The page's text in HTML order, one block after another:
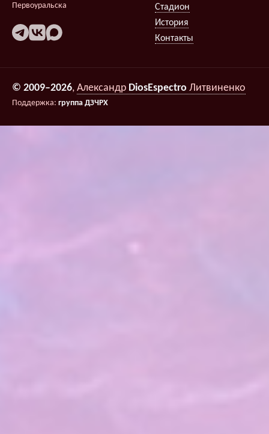
Первоуральска
Стадион
История
Контакты
© 2009–2026, Александр DiosEspectro Литвиненко
Поддержка: группа ДЗЧРХ